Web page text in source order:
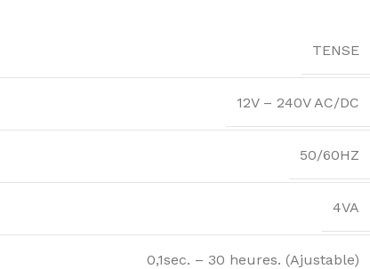
TENSE
12V – 240V AC/DC
50/60HZ
4VA
0,1sec. – 30 heures. (Ajustable)